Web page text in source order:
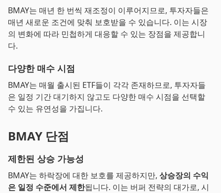
BMAY는 매년 한 번씩 재조정이 이루어지므로, 투자자들은
매년 새로운 조건에 맞춰 보호받을 수 있습니다. 이는 시장
의 변화에 따라 민첩하게 대응할 수 있는 장점을 제공합니
다.
다양한 매수 시점
BMAY는 매월 출시된 ETF들이 각각 존재하므로, 투자자들
은 일정 기간 대기하지 않고도 다양한 매수 시점을 선택할
수 있는 유연성을 가집니다.
BMAY 단점
제한된 상승 가능성
BMAY는 하락장에 대한 보호를 제공하지만, 상승장의 수익
은 일정 수준에서 제한됩니다. 이는 버퍼 전략의 대가로, 시